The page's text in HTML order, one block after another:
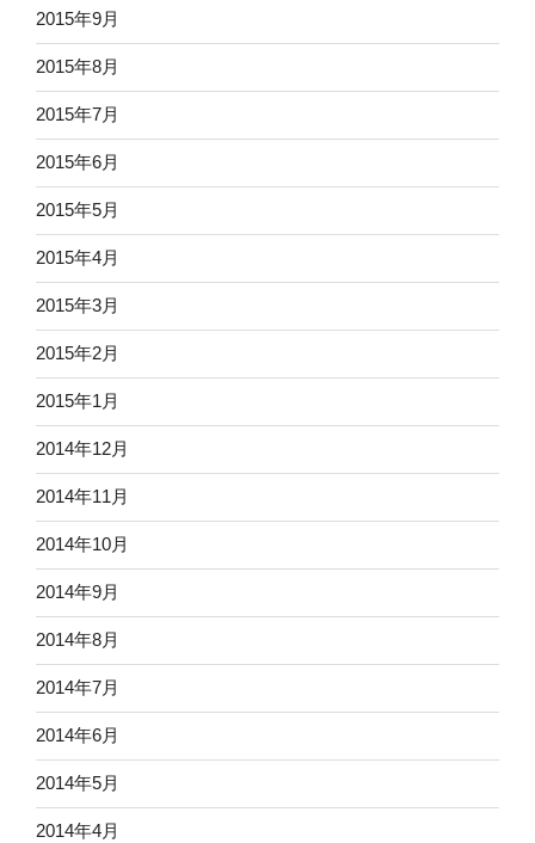
2015年9月
2015年8月
2015年7月
2015年6月
2015年5月
2015年4月
2015年3月
2015年2月
2015年1月
2014年12月
2014年11月
2014年10月
2014年9月
2014年8月
2014年7月
2014年6月
2014年5月
2014年4月